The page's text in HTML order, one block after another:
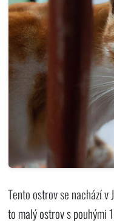
Tento ostrov se nachází v
to malý ostrov s pouhými